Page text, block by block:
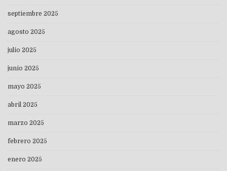
septiembre 2025
agosto 2025
julio 2025
junio 2025
mayo 2025
abril 2025
marzo 2025
febrero 2025
enero 2025